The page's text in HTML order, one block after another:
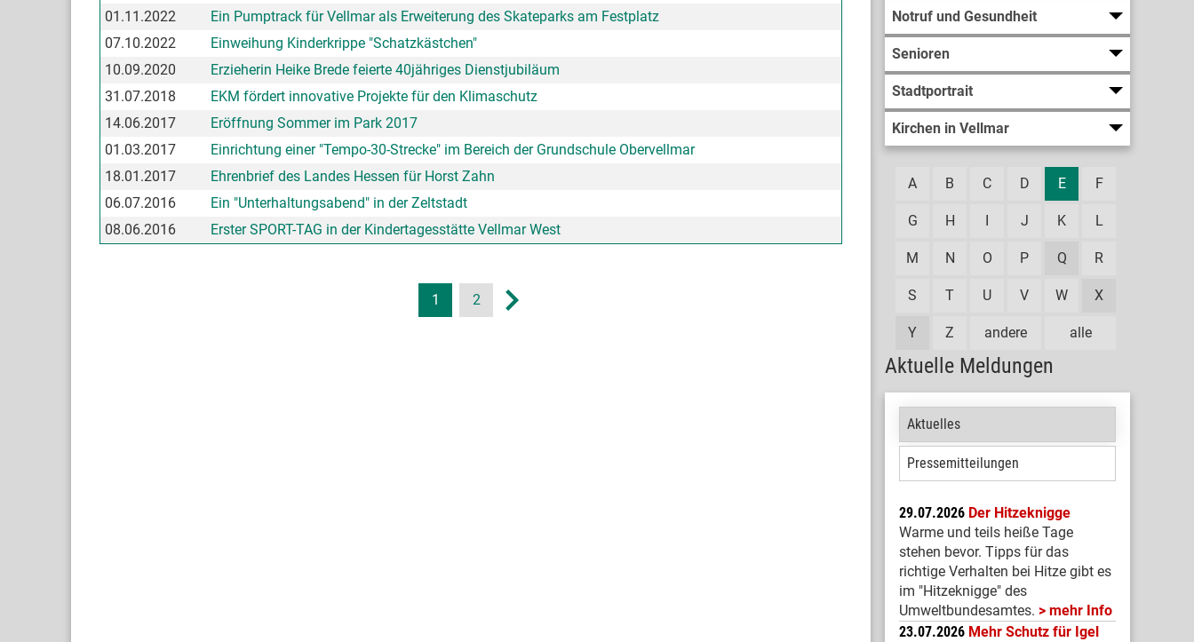
Notruf und Gesundheit
Senioren
Stadtportrait
Kirchen in Vellmar
alle
A B C D E F
G H J K L
M N O P Q R
S T U V W X
Y Z andere
Aktuelle Meldungen
Aktuelles
Pressemitteilungen
29.07.2026 Der Hitzeknigge
Warme und teils heiße Tage
stehen bevor. Tipps für das
richtige Verhalten bei Hitze gibt es
im "Hitzeknigge" des
Umweltbundesamtes.
mehr Info
23.07.2026 Mehr Schutz für Igel
01.11.2022
Ein Pumptrack für Vellmar als Erweiterung des Skateparks am Festplatz
07.10.2022
Einweihung Kinderkrippe "Schatzkästchen"
10.09.2020
Erzieherin Heike Brede feierte 40jähriges Dienstjubiläum
31.07.2018
EKM fördert innovative Projekte für den Klimaschutz
14.06.2017
Eröffnung Sommer im Park 2017
01.03.2017
Einrichtung einer "Tempo-30-Strecke" im Bereich der Grundschule Obervellmar
18.01.2017
Ehrenbrief des Landes Hessen für Horst Zahn
06.07.2016
Ein "Unterhaltungsabend" in der Zeltstadt
08.06.2016
Erster SPORT-TAG in der Kindertagesstätte Vellmar West
1 2